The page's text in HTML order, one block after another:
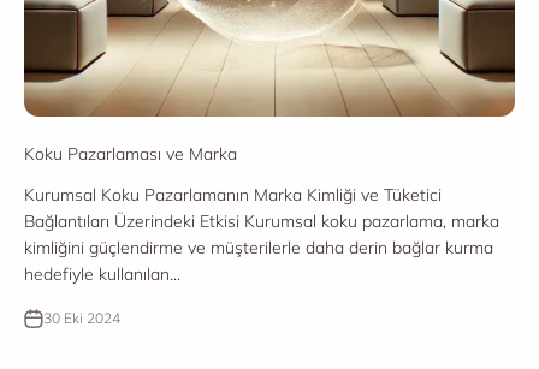
Koku Pazarlaması ve Marka
Kurumsal Koku Pazarlamanın Marka Kimliği ve Tüketici
Bağlantıları Üzerindeki Etkisi Kurumsal koku pazarlama, marka
kimliğini güçlendirme ve müşterilerle daha derin bağlar kurma
hedefiyle kullanılan...
30 Eki 2024